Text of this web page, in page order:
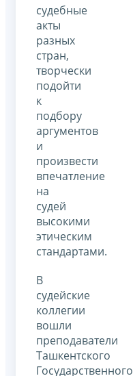
судебные
акты
разных
стран,
творчески
подойти
к
подбору
аргументов
и
произвести
впечатление
на
судей
высокими
этическим
стандартами.
В
судейские
коллегии
вошли
преподаватели
Ташкентского
Государственного